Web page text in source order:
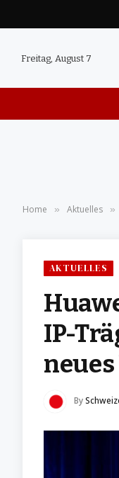
Freitag, August 7
Home » Aktuelles »
AKTUELLES
IP-
By